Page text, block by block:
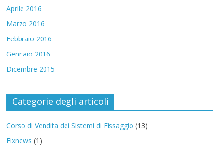
Aprile 2016
Marzo 2016
Febbraio 2016
Gennaio 2016
Dicembre 2015
Categorie degli articoli
Corso di Vendita dei Sistemi di Fissaggio (13)
Fixnews (1)